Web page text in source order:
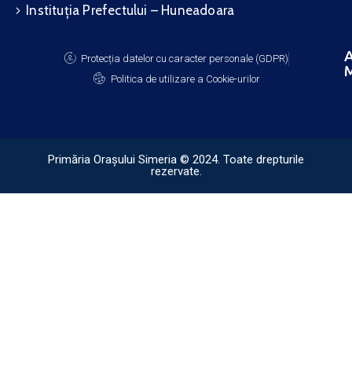
Instituția Prefectului – Huneadoara
Protecția datelor cu caracter personale (GDPR)
Politica de utilizare a Cookie-urilor
Primăria Orașului Simeria © 2024. Toate drepturile
rezervate.